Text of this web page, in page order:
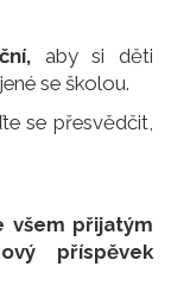
aby si děti
se školou.
se přesvědčit,
všem přijatým
příspěvek